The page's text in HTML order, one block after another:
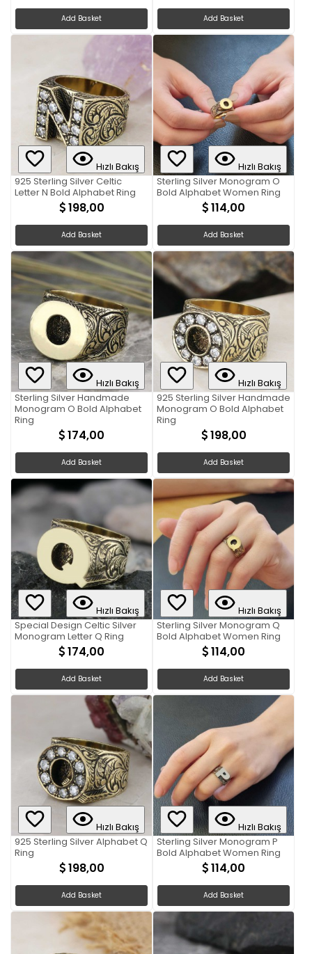
Add Basket Add Basket
Hızlı Bakış
925 Sterling Silver Celtic
Letter N Bold Alphabet Ring
198,00
Add Basket
Hızlı Bakış
Sterling Silver Monogram O
Bold Alphabet Women Ring
114,00
Add Basket
Hızlı Bakış
Sterling Silver Handmade
Monogram O Bold Alphabet
Ring
174,00
Add Basket
Hızlı Bakış
925 Sterling Silver Handmade
Monogram O Bold Alphabet
Ring
198,00
Add Basket
Hızlı Bakış
Special Design Celtic Silver
Monogram Letter Q Ring
174,00
Add Basket
Hızlı Bakış
Sterling Silver Monogram Q
Bold Alphabet Women Ring
114,00
Add Basket
Hızlı Bakış
925 Sterling Silver Alphabet Q
Ring
198,00
Add Basket
Hızlı Bakış
Sterling Silver Monogram P
Bold Alphabet Women Ring
114,00
Add Basket